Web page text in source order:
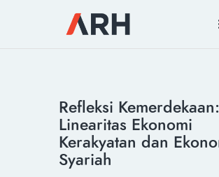
INSPIRING
MONDAY
RILIS MEDIA
BUKU
Refleksi Kemerdekaan:
Linearitas Ekonomi
Kerakyatan dan
Syariah